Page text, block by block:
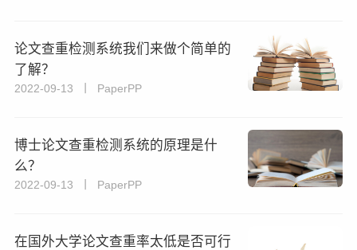
论文查重检测系统我们来做个简单的
了解？
2022-09-13 丨 PaperPP
博士论文查重检测系统的原理是什
么？
2022-09-13 丨 PaperPP
在国外大学论文查重率太低是否可行